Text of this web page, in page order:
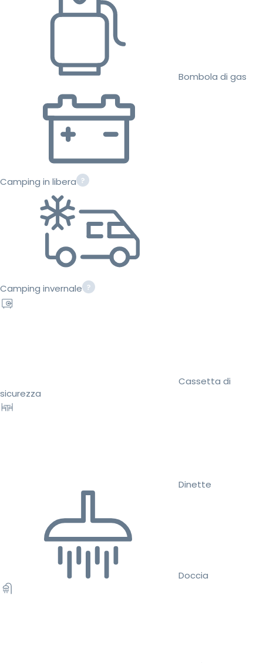
Bombola di gas
Camping in libera
Camping invernale
Cassetta di
sicurezza
Dinette
Doccia